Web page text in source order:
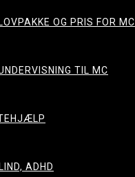
LOVPAKKE OG PRIS FOR MC
TIL MC
ADHD